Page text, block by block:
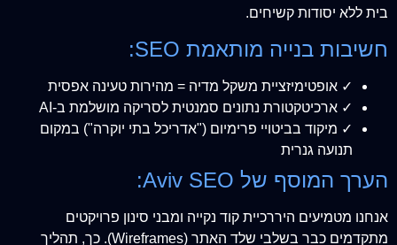
בית ללא יסודות קשיחים.
חשיבות בנייה מותאמת SEO:
✓ אופטימיזציית משקל מדיה = מהירות טעינה אפסית
✓ ארכיטקטורת נתונים סמנטית לסריקה מושלמת ב-AI
✓ מיקוד בביטויי פרימיום ("אדריכל בתי יוקרה") במקום
תנועה גנרית
הערך המוסף של Aviv SEO:
אנחנו מטמיעים היררכיית קוד נקייה ומבני סינון פרויקטים
מתקדמים כבר בשלבי שלד האתר (Wireframes). כך, תהליך